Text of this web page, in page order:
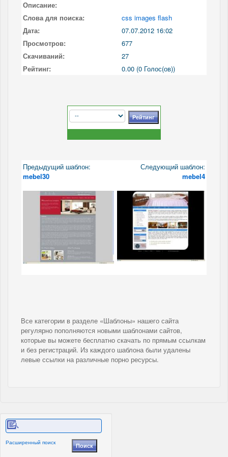
Описание:
Слова для поиска:
css images flash
Дата:
07.07.2012 16:02
Просмотров:
677
Скачиваний:
27
Рейтинг:
0.00 (0 Голос(ов))
Предыдущий шаблон:
mebel30
Следующий шаблон:
mebel4
Все категории в разделе «Шаблоны» нашего сайта
регулярно пополняются новыми шаблонами сайтов,
которые вы можете бесплатно скачать по прямым ссылкам
и без регистраций. Из каждого шаблона были удалены
левые ссылки на различные порно ресурсы.
Расширенный поиск